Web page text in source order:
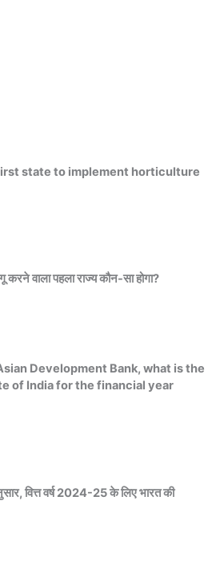
state to implement horticulture
करने वाला पहला राज्य कौन-सा होगा?
Development Bank, what is the
of India for the financial year
वित्त वर्ष 2024-25 के लिए भारत की